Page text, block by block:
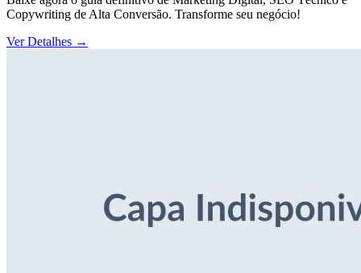
Copywriting de Alta Conversão. Transforme seu negócio!
Ver Detalhes →